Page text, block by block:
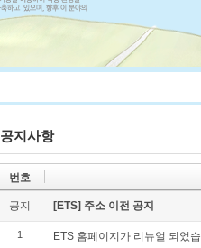
공지사항
번호
공지 [ETS] 주소 이전 공지
1 ETS 홈페이지가 리뉴얼 되었